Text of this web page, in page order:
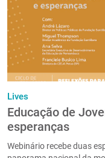
Lives
Educação de
esperanças
Webinário recebe duas